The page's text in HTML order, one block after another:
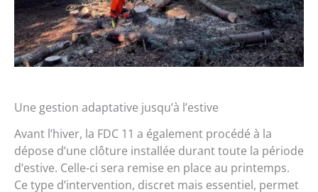
Une gestion adaptative jusqu’à l’estive
Avant l’hiver, la FDC 11 a également procédé à la
dépose d’une clôture installée durant toute la période
d’estive. Celle-ci sera remise en place au printemps.
Ce type d’intervention, discret mais essentiel, permet